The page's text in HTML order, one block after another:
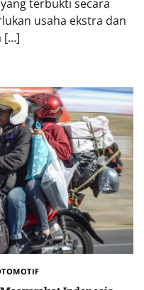
terbukti secara
usaha ekstra dan
[…]